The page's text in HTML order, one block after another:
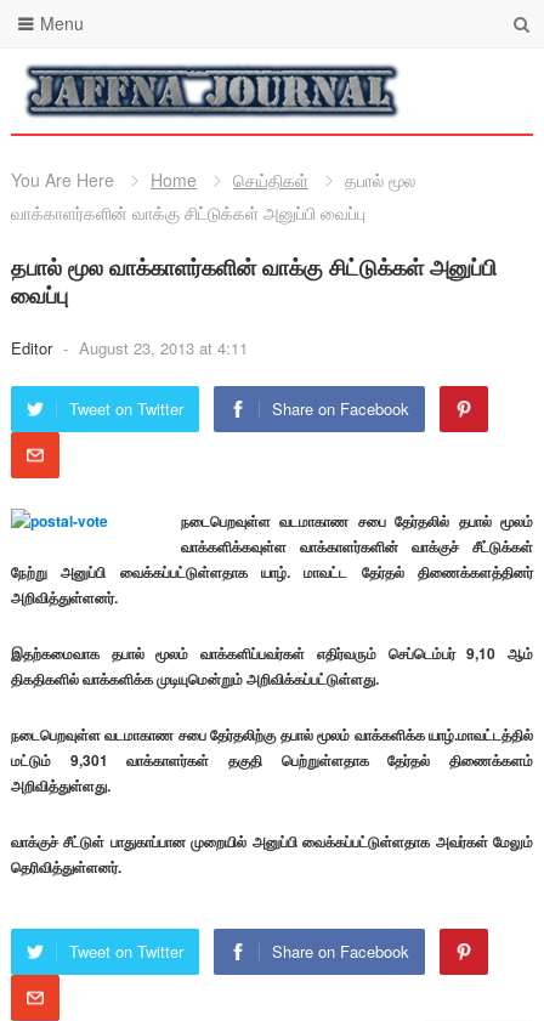
Menu
You Are Here Home செய்திகள்
தபால் மூல
வாக்காளர்களின் வாக்கு சிட்டுக்கள் அனுப்பி வைப்பு
தபால் மூல வாக்காளர்களின் வாக்கு சிட்டுக்கள் அனுப்பி
வைப்பு
Editor - August 23, 2013 at 4:11
Tweet on Twitter Share on Facebook
நடைபெறவுள்ள வடமாகாண சபை தேர்தலில் தபால் மூலம்
வாக்களிக்கவுள்ள வாக்காளர்களின் வாக்குச் சீட்டுக்கள்
நேற்று அனுப்பி வைக்கப்பட்டுள்ளதாக யாழ். மாவட்ட தேர்தல் திணைக்களத்தினர்
அறிவித்துள்ளனர்.
இதற்கமைவாக தபால் மூலம் வாக்களிப்பவர்கள் எதிர்வரும் செப்டெம்பர் 9,10 ஆம்
திகதிகளில் வாக்களிக்க முடியுமென்றும் அறிவிக்கப்பட்டுள்ளது.
நடைபெறவுள்ள வடமாகாண சபை தேர்தலிற்கு தபால் மூலம் வாக்களிக்க யாழ்.மாவட்டத்தில்
மட்டும் 9,301 வாக்காளர்கள் தகுதி பெற்றுள்ளதாக தேர்தல் திணைக்களம்
அறிவித்துள்ளது.
வாக்குச் சீட்டுள் பாதுகாப்பான முறையில் அனுப்பி வைக்கப்பட்டுள்ளதாக அவர்கள் மேலும்
தெரிவித்துள்ளனர்.
Tweet on Twitter Share on Facebook